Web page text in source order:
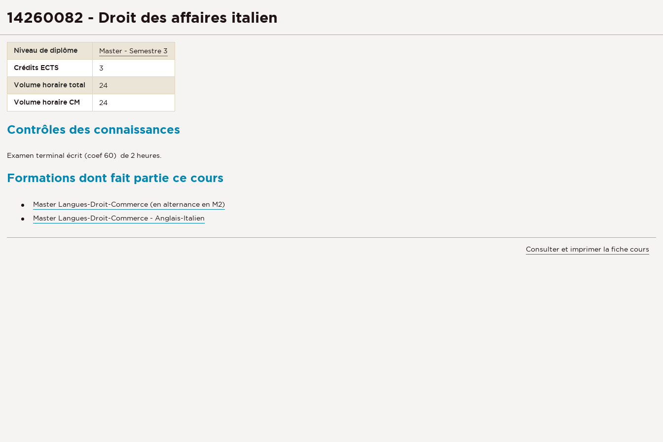
14260082 - Droit des affaires italien
Niveau de diplôme Master - Semestre 3
Crédits ECTS 3
Volume horaire total 24
Volume horaire CM 24
Contrôles des connaissances
Examen terminal écrit (coef 60) de 2 heures.
Formations dont fait partie ce cours
Master Langues-Droit-Commerce (en alternance en M2)
Master Langues-Droit-Commerce - Anglais-Italien
Consulter et imprimer la fiche cours